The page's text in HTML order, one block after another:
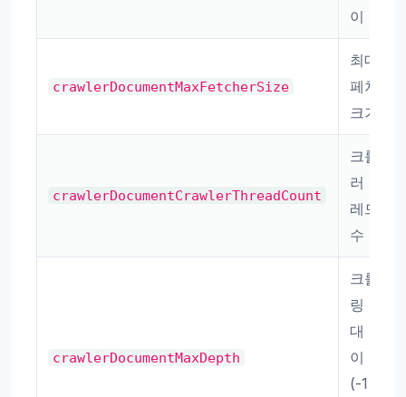
이
crawlerDocumentMaxFetcherSize
최대
페처
크기
crawlerDocumentCrawlerThreadCount
크롤
러 스
레드
수
crawlerDocumentMaxDepth
크롤
링 최
대 깊
이
(-1=